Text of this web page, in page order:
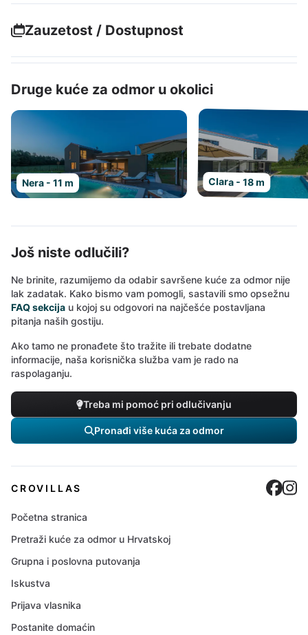
Zauzetost / Dostupnost
Druge kuće za odmor u okolici
Nera - 11 m Clara - 18 m
Još niste odlučili?
Ne brinite, razumijemo da odabir savršene kuće za odmor nije
lak zadatak. Kako bismo vam pomogli, sastavili smo opsežnu
FAQ sekcija u kojoj su odgovori na najčešće postavljana
pitanja naših gostiju.
Ako tamo ne pronađete što tražite ili trebate dodatne
informacije, naša korisnička služba vam je rado na
raspolaganju.
Treba mi pomoć pri odlučivanju
Pronađi više kuća za odmor
CROVILLAS
Početna stranica
Pretraži kuće za odmor u Hrvatskoj
Grupna i poslovna putovanja
Iskustva
Prijava vlasnika
Postanite domaćin